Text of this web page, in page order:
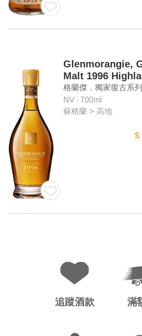
Glenmorangie,
Malt 1996
Scotch Whisky
格蘭傑．獨家復古系
蘭威士忌
NV
700ml
蘇格蘭 > 高地
$
追蹤酒款 滿